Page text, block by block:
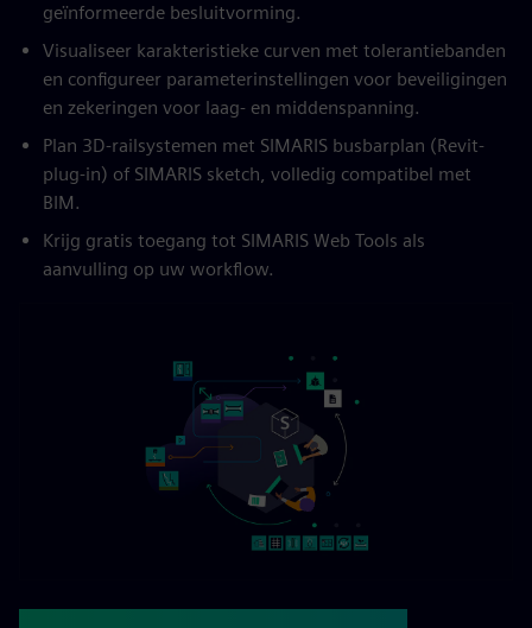
geïnformeerde besluitvorming.
Visualiseer karakteristieke curven met tolerantiebanden
en configureer parameterinstellingen voor beveiligingen
en zekeringen voor laag- en middenspanning.
Plan 3D-railsystemen met SIMARIS busbarplan (Revit-
plug-in) of SIMARIS sketch, volledig compatibel met
BIM.
Krijg gratis toegang tot SIMARIS Web Tools als
aanvulling op uw workflow.